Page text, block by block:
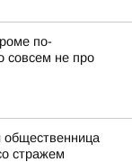
по-
совсем не про
стражем